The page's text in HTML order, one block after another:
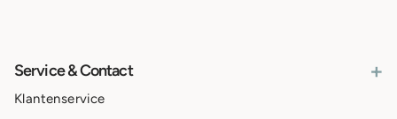
Service & Contact +
Klantenservice